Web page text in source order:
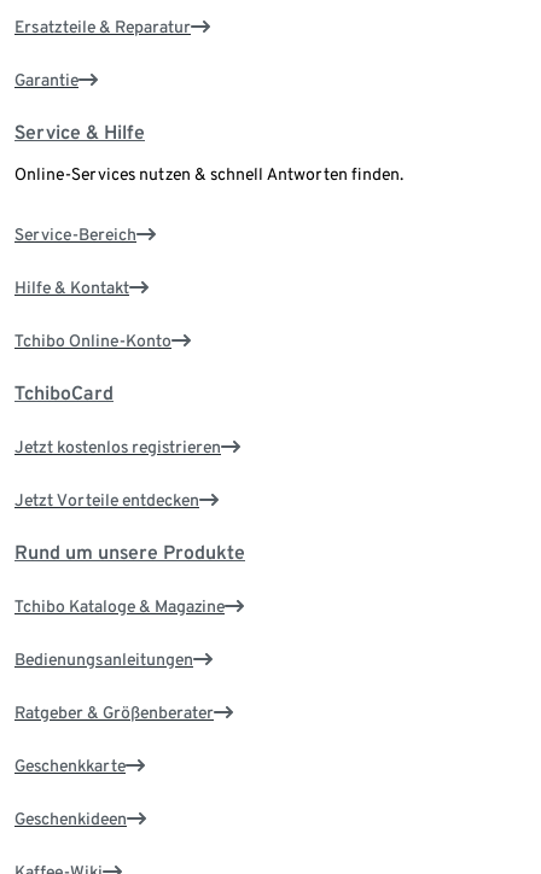
Ersatzteile & Reparatur
Garantie
Service & Hilfe
Online-Services nutzen & schnell Antworten finden.
Service-Bereich
Hilfe & Kontakt
Tchibo Online-Konto
TchiboCard
Jetzt kostenlos registrieren
Jetzt Vorteile entdecken
Rund um unsere Produkte
Tchibo Kataloge & Magazine
Bedienungsanleitungen
Ratgeber & Größenberater
Geschenkkarte
Geschenkideen